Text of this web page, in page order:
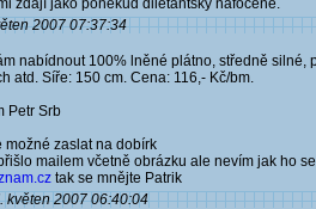
zdají jako poněkud diletantsky nafocené.
2007 07:37:34
nabídnout 100% lněné plátno, středně silné,
atd. Síře: 150 cm. Cena: 116,- Kč/bm.
Petr Srb
možné zaslat na dobírk
mailem včetně obrázku ale nevím jak ho
tak se mnějte Patrik
květen 2007 06:40:04